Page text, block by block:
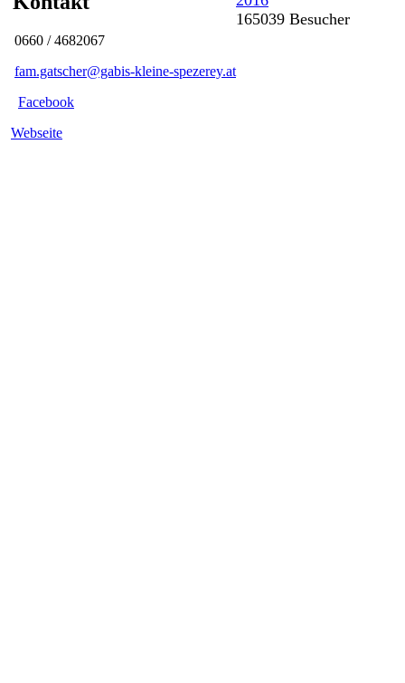
0660 / 4682067
fam.gatscher@gabis-kleine-spezerey.at
Facebook
Webseite
165039 Besucher